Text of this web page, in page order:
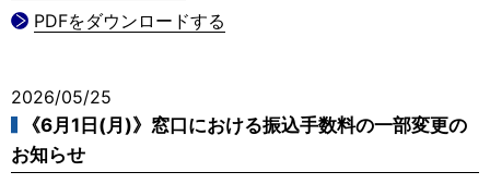
PDFをダウンロードする
2026/05/25
《6月1日(月)》窓口における振込手数料の一部変更の
お知らせ